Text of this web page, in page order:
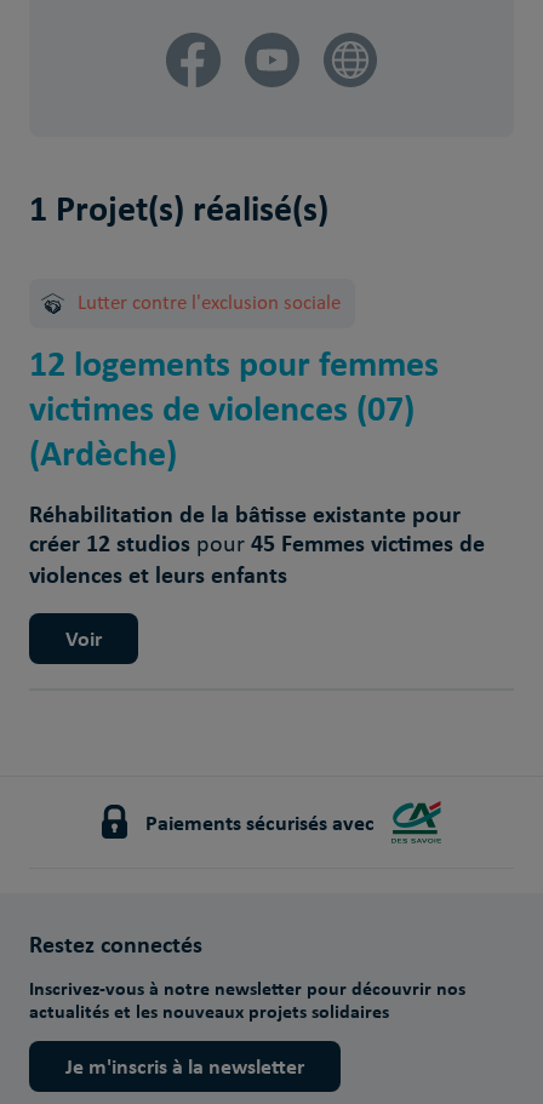
1 Projet(s) réalisé(s)
Lutter contre l'exclusion sociale
12 logements pour femmes
victimes de violences (07)
(Ardèche)
Réhabilitation de la bâtisse existante pour
créer 12 studios pour45 Femmes victimes de
violences et leurs enfants
Voir
Paiements sécurisés avec
Restez connectés
Inscrivez-vous à notre newsletter pour découvrir nos
actualités et les nouveaux projets solidaires
Je m'inscris à la newsletter